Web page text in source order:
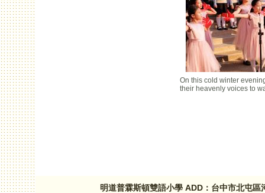
On this cold winter
their heavenly voices to
明道普霖斯頓雙語小學 ADD：台中市北屯